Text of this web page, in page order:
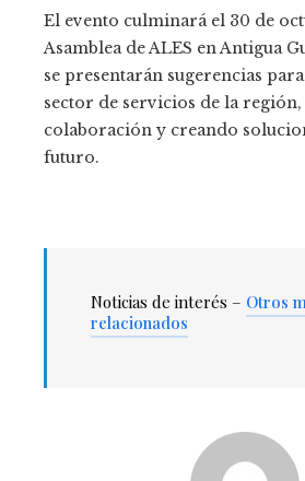
El evento culminará el 30 de
Asamblea de ALES en Antigua
se presentarán sugerencias
sector de servicios de la
colaboración y creando
futuro.
Noticias de interés – Otros
relacionados